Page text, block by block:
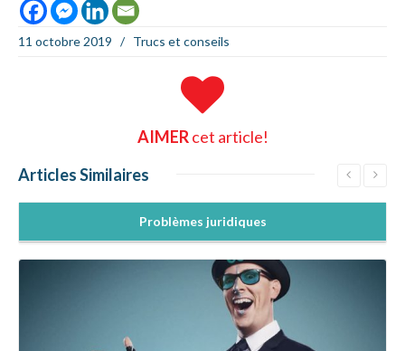
11 octobre 2019 / Trucs et conseils
AIMERcet article!
ArticlesSimilaires
Problèmes juridiques
En savoir +